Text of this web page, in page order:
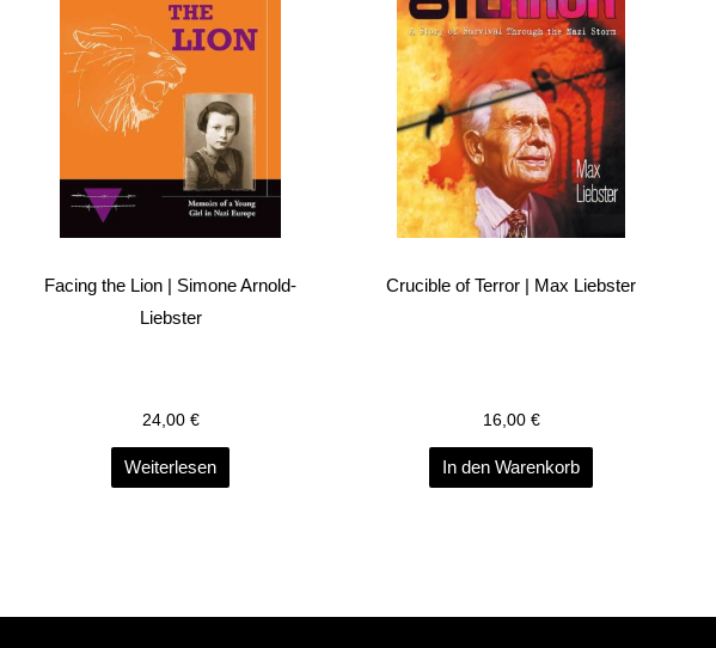
Facing the Lion | Simone Arnold-
Liebster
24,00 €
Weiterlesen
Crucible of Terror | Max Liebster
16,00 €
In den Warenkorb